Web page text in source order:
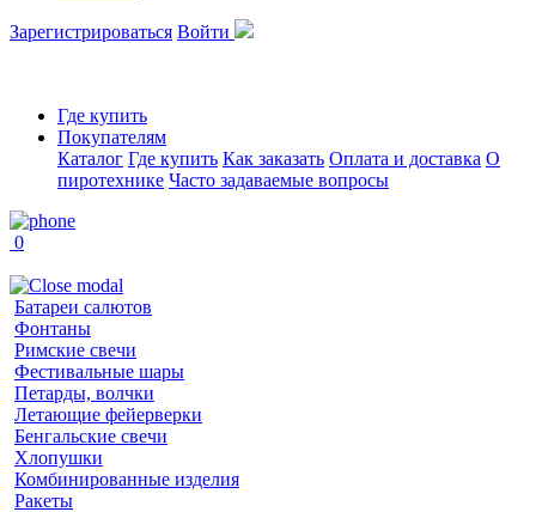
Зарегистрироваться Войти
Где купить
Покупателям
Каталог Где купить Как заказать Оплата и доставка О
пиротехнике Часто задаваемые вопросы
0
Батареи салютов
Фонтаны
Римские свечи
Фестивальные шары
Петарды, волчки
Летающие фейерверки
Бенгальские свечи
Хлопушки
Комбинированные изделия
Ракеты